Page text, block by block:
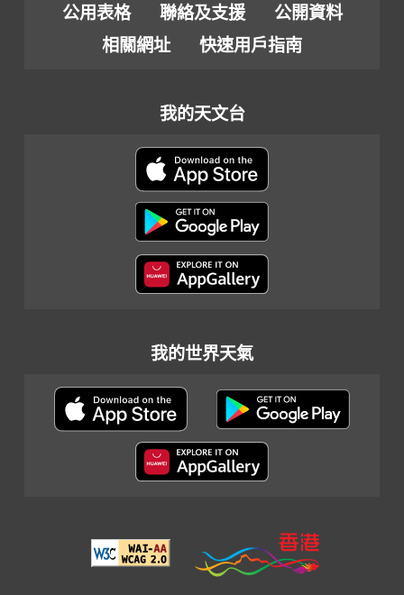
公用表格 聯絡及支援
公開資料
相關網址
快速用戶指南
我的天文台
我的世界天氣